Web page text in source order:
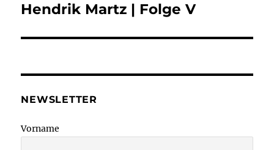
Hendrik Martz | Folge V
NEWSLETTER
Vorname